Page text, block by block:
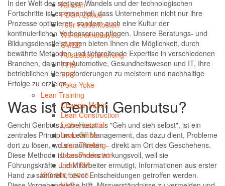
Kanban
PDCA-Zyklus
10er Fehlerkosten
Wertstromanalyse
SMED
Rüstzeitoptimierung
TPM
TPS
Poka Yoke
Lean Training
Change-Mgmt.
Lean Construction
Lean Hospital
Lean Office
Lean Thinking
Lean Production
Lean PM
ISO 9001:2015
In der Welt des stetigen Wandels und der technologischen
Fortschritte ist es essentiell, dass Unternehmen nicht nur ihre
Prozesse optimieren, sondern auch eine Kultur der
kontinuierlichen Verbesserung pflegen. Unsere Beratungs- und
Bildungsdienstleistungen bieten Ihnen die Möglichkeit, durch
bewährte Methoden und tiefgreifende Expertise in verschiedenen
Branchen, darunter Automotive, Gesundheitswesen und IT, Ihre
betrieblichen Herausforderungen zu meistern und nachhaltige
Erfolge zu erzielen.
Was ist Genchi Genbutsu?
Genchi Genbutsu, übersetzt als "Geh und sieh selbst", ist ein
zentrales Prinzip im Lean Management, das dazu dient, Probleme
dort zu lösen, wo sie auftreten – direkt am Ort des Geschehens.
Diese Methode ist besonders wirkungsvoll, weil sie
Führungskräfte und Mitarbeiter ermutigt, Informationen aus erster
Hand zu sammeln, bevor Entscheidungen getroffen werden.